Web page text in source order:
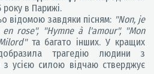
року в Парижі.
відомою завдяки пісням: "Non, je
rose", "Hymne à l'amour", "Mon
та багато інших. У кращих
трагедію людини з
усією силою відчаю стверджує